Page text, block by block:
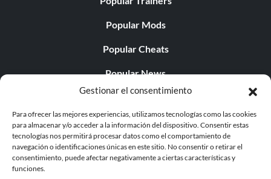
Gestionar el consentimiento
Para ofrecer las mejores experiencias, utilizamos tecnologías como las cookies
para almacenar y/o acceder a la información del dispositivo. Consentir estas
tecnologías nos permitirá procesar datos como el comportamiento de
navegación o identificaciones únicas en este sitio. No consentir o retirar el
consentimiento, puede afectar negativamente a ciertas características y
funciones.
Popular Mods
Popular Cheats
Popular News
Popular Editorials
Popular Free Games
LATEST UPDATES